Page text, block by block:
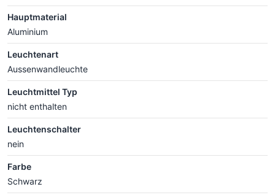
Hauptmaterial
Aluminium
Leuchtenart
Aussenwandleuchte
Leuchtmittel Typ
nicht enthalten
Leuchtenschalter
nein
Farbe
Schwarz